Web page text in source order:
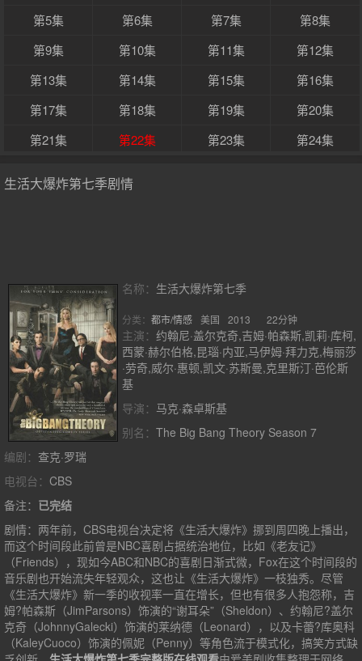
第5集
第6集 第7集
第8集
第9集
第10集 第11集
第12集
第13集
第14集 第15集
第16集
第17集
第18集 第19集
第20集
第21集
第22集 第23集 第24集
生活大爆炸第七季剧情
名称： 生活大爆炸第七季
分类： 都市/情感 美国 2013 22分钟
主演： 约翰尼·盖尔克奇,吉姆·帕森斯,凯莉·库柯,
西蒙·赫尔伯格,昆瑙·内亚,马伊姆·拜力克,梅丽莎
·劳奇,威尔·惠顿,凯文·苏斯曼,克里斯汀·芭伦斯
基
导演： 马克·森卓斯基
别名： The Big Bang Theory Season 7
编剧： 查克·罗瑞
电视台： CBS
备注： 已完结
剧情： 两年前，CBS电视台决定将《生活大爆炸》挪到周四晚上播出，
而这个时间段此前曾是NBC喜剧占据统治地位，比如《老友记》
（Friends），现如今ABC和NBC的喜剧日渐式微，Fox在这个时间段的
音乐剧也开始流失年轻观众，这也让《生活大爆炸》一枝独秀。尽管
《生活大爆炸》新一季的收视率一直在增长，但也有很多人抱怨称，吉
姆?帕森斯（JimParsons）饰演的“谢耳朵”（Sheldon）、约翰尼?盖尔
克奇（JohnnyGalecki）饰演的莱纳德（Leonard），以及卡蕾?库奥科
（KaleyCuoco）饰演的佩妮（Penny）等角色流于模式化，搞笑方式缺